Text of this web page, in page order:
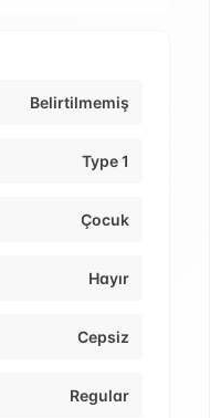
Belirtilmemiş
Type 1
Çocuk
Hayır
Cepsiz
Regular